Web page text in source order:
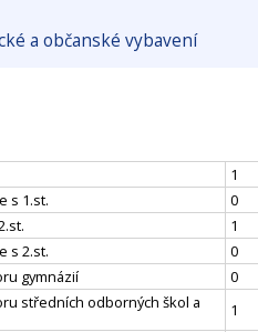
a občanské vybavení
1
s 1.st.
0
1
s 2.st.
0
gymnázií
0
středních odborných škol a
1